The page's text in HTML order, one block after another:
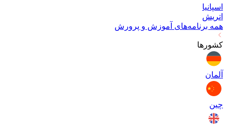
اسپانیا
اتریش
همه برنامه‌های آموزش و پرورش
کشورها
آلمان
چین